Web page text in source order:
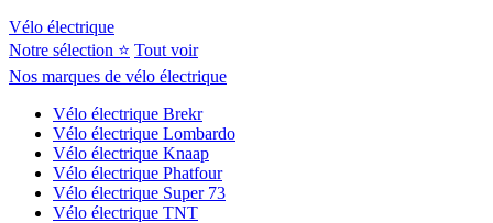
Vélo électrique
Notre sélection ⭐ Tout voir
Nos marques de vélo électrique
Vélo électrique Brekr
Vélo électrique Lombardo
Vélo électrique Knaap
Vélo électrique Phatfour
Vélo électrique Super 73
Vélo électrique TNT